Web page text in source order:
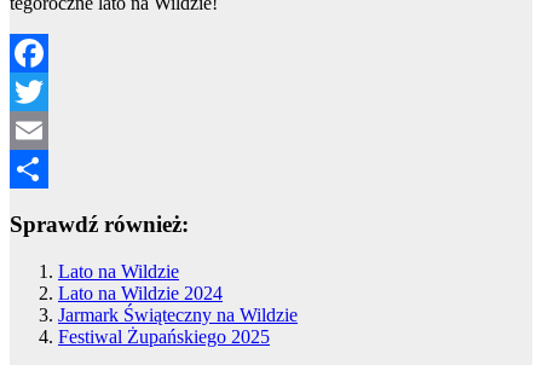
Facebook
Twitter
Email
Sprawdź również:
Lato na Wildzie
Lato na Wildzie 2024
Jarmark Świąteczny na Wildzie
Festiwal Żupańskiego 2025